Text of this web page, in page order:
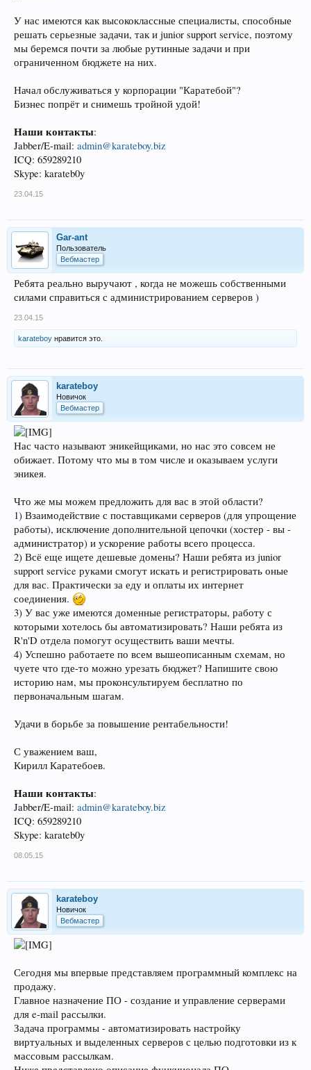
У нас имеются как высококлассные специалисты, способные
решать серьезные задачи, так и junior support service, поэтому
мы беремся почти за любые рутинные задачи и при
ограниченном бюджете на них.
Начал обслуживаться у корпорации "Каратебой"?
Бизнес попрёт и снимешь тройной удой!
Наши контакты:
Jabber/E-mail: admin@karateboy.biz
ICQ: 659289210
Skype: karateb0y
23.04.15
Gar-ant
Пользователь
Вебмастер
Ребята реально выручают , когда не можешь собственными
силами справиться с администрированием серверов )
23.04.15
karateboy нравится это.
karateboy
Новичок
Вебмастер
Нас часто называют эникейщиками, но нас это совсем не
обижает. Потому что мы в том числе и оказываем услуги
эникея.
Что же мы можем предложить для вас в этой области?
1) Взаимодействие с поставщиками серверов (для упрощение
работы), исключение дополнительной цепочки (хостер - вы -
администратор) и ускорение работы всего процесса.
2) Всё еще ищете дешевые домены? Наши ребята из junior
support service руками смогут искать и регистрировать оные
для вас. Практически за еду и оплаты их интернет
соединения.
3) У вас уже имеются доменные регистраторы, работу с
которыми хотелось бы автоматизировать? Наши ребята из
R'n'D отдела помогут осуществить ваши мечты.
4) Успешно работаете по всем вышеописанным схемам, но
чуете что где-то можно урезать бюджет? Напишите свою
историю нам, мы проконсультируем бесплатно по
первоначальным шагам.
Удачи в борьбе за повышение рентабельности!
С уважением ваш,
Кирилл Каратебоев.
Наши контакты:
Jabber/E-mail: admin@karateboy.biz
ICQ: 659289210
Skype: karateb0y
08.05.15
karateboy
Новичок
Вебмастер
Сегодня мы впервые представляем программный комплекс на
продажу.
Главное назначение ПО - создание и управление серверами
для e-mail рассылки.
Задача программы - автоматизировать настройку
виртуальных и выделенных серверов с целью подготовки из к
массовым рассылкам.